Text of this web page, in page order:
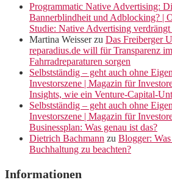
Programmatic Native Advertising:
Bannerblindheit und Adblocking? |
Studie: Native Advertising
Martina Weisserzu Das Freiberger
reparadius.de will für Transparenz
Fahrradreparaturen sorgen
Selbstständig – geht auch ohne
Investorszene | Magazin für
Insights, wie ein Venture-Capital-
Selbstständig – geht auch ohne
Investorszene | Magazin für
Businessplan: Was genau ist das?
Dietrich Bachmann zu Blogger:
Buchhaltung zu beachten?
Informationen